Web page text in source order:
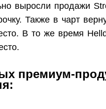
выросли продажи
Также в чарт
В то же время
премиум-